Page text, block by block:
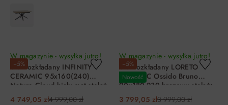
−5%
W magazynie - wysyłka jutro!
Stół rozkładany INFINITY
CERAMIC 95x160(240)
Nature Cloud biały mat stelaż
czarny Signal
4 749,05 zł4 999,00 zł
−5%
Nowość
W magazynie - wysyłka jutro!
Stół rozkładany LORETO
CERAMIC Ossido Bruno
90x180-230 brązowy stelaż:
dąb
3 799,05 zł3 999,00 zł